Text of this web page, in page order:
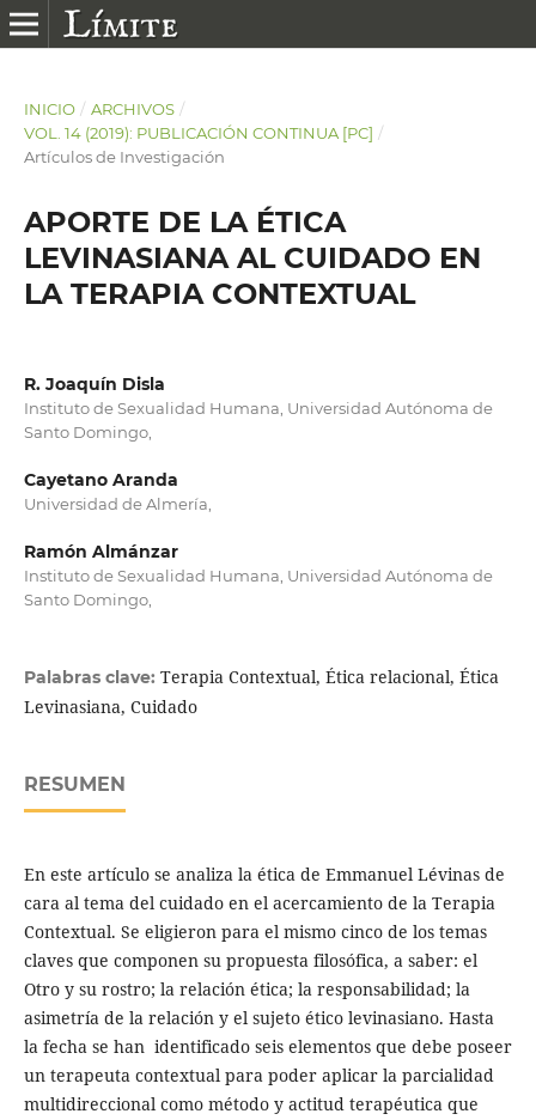
INICIO / ARCHIVOS /
VOL. 14 (2019): PUBLICACIÓN CONTINUA [PC] /
Artículos de Investigación
APORTE DE LA ÉTICA
LEVINASIANA AL CUIDADO EN
LA TERAPIA CONTEXTUAL
R. Joaquín Disla
Instituto de Sexualidad Humana, Universidad Autónoma de
Santo Domingo,
Cayetano Aranda
Universidad de Almería,
Ramón Almánzar
Instituto de Sexualidad Humana, Universidad Autónoma de
Santo Domingo,
Palabras clave: Terapia Contextual, Ética relacional, Ética
Levinasiana, Cuidado
RESUMEN
En este artículo se analiza la ética de Emmanuel Lévinas de
cara al tema del cuidado en el acercamiento de la Terapia
Contextual. Se eligieron para el mismo cinco de los temas
claves que componen su propuesta filosófica, a saber: el
Otro y su rostro; la relación ética; la responsabilidad; la
asimetría de la relación y el sujeto ético levinasiano. Hasta
la fecha se han identificado seis elementos que debe poseer
un terapeuta contextual para poder aplicar la parcialidad
multidireccional como método y actitud terapéutica que